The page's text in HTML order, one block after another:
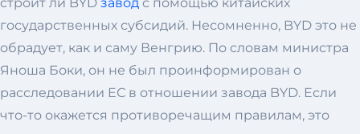
строит ли BYD завод с помощью китайских
государственных субсидий. Несомненно, BYD это не
обрадует, как и саму Венгрию. По словам министра
Яноша Боки, он не был проинформирован о
расследовании ЕС в отношении завода BYD. Если
что-то окажется противоречащим правилам, это